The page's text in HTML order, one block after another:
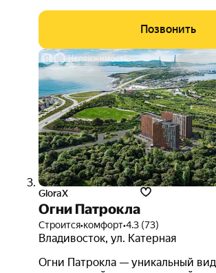
Позвонить
GloraX
Огни Патрокла
Строится•комфорт•4.3 (73)
Владивосток, ул. Катерная
Огни Патрокла — уникальный